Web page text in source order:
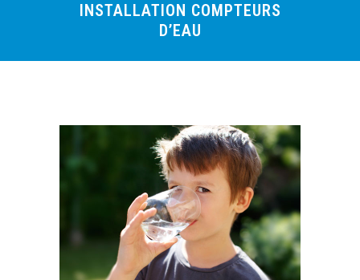
INSTALLATION COMPTEURS
D’EAU